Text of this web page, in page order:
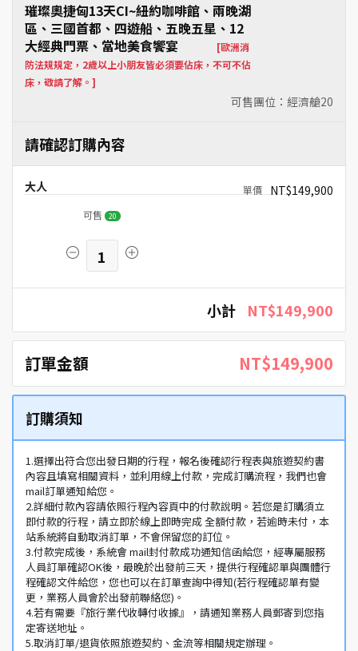
可售團位：經濟艙20
璀璨奧捷匈13天CI~紐約咖啡館、兩晚湖
區、三國首都、四遊船、五晚五星、12
大經典門票、當地美食饗宴
[歐洲消
防法規規定，2歲以上小朋友皆必須要佔床，不可不佔
床，敬請了解。]
請確認訂購內容
大人 NT$149,900
可售 20
1
小計 NT$149,900
訂單金額 NT$149,900
訂購須知
1.選擇出符合您出發日期的行程，報名後確認行程表與旅遊契約書
內容且填寫相關資料，並利用線上付款，完成訂購流程，我們也會
mail訂單通知給您。
2.詳細付款內容請依照行程內容頁中的付款說明。若您是訂購須立
即付款的行程，請立即於線上即時完成 全額付款，若逾時未付，本
站系統將自動取消訂單，不會保留您的訂位。
3.付款完成後，系統會 mail封付款成功通知信函給您，經專屬服務
人員訂單確認OK後，最晚於出發前三天，提供行程確認單與團體行
程確認文件給您，您也可以在訂單查詢中得知(若行程確認單有變
更，業務人員會於出發前聯絡您)。
4.若有需要『旅行業代收轉付收據』，請通知業務人員郵寄到您指
定寄送地址。
5.取消訂單/退貨依照旅遊契約、金流等相關規定辦理。